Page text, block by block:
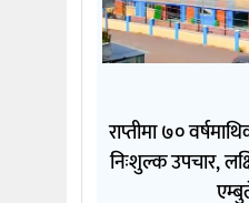
राप्तीमा ७०
निःशुल्क उपचार,